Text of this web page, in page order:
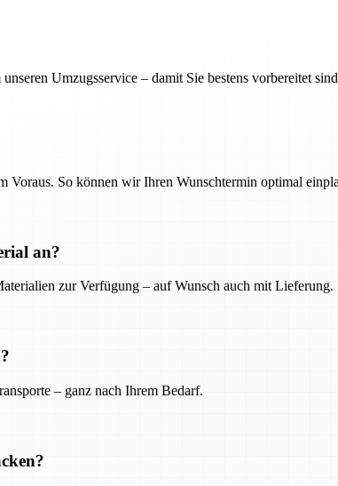
Umzugsservice – damit Sie bestens vorbereitet
So können wir Ihren Wunschtermin optimal
an?
zur Verfügung – auf Wunsch auch mit Lieferung.
– ganz nach Ihrem Bedarf.